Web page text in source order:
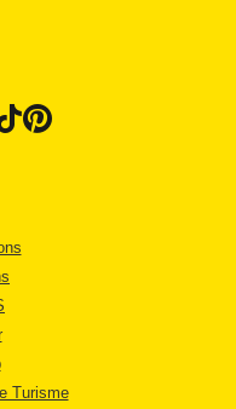
Turisme